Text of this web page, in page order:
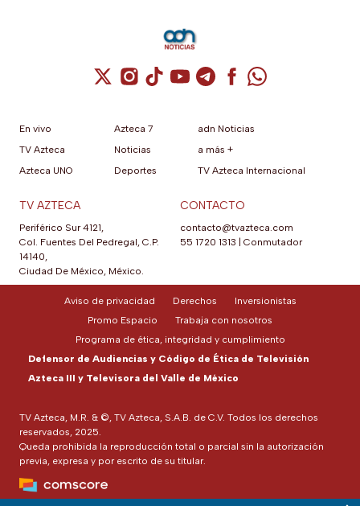
Cuenta de X / Twitter (se abre en una
Cuenta de Instagram (se abre en una
Cuenta de TikTok (se abre en
Cuenta de YouTube (se abre
Cuenta de Telegram (se
Cuenta de
Cuenta de
En vivo
TV Azteca
Azteca UNO
Azteca 7
Noticias
Deportes
adn Noticias
a más +
TV Azteca Internacional
TV AZTECA
Periférico Sur 4121,
Col. Fuentes Del Pedregal, C.P.
14140,
Ciudad De México, México.
CONTACTO
contacto@tvazteca.com
55 1720 1313 | Conmutador
TV Azteca, M.R. & ©, TV Azteca, S.A.B. de C.V. Todos los derechos
reservados, 2025.
Queda prohibida la reproducción total o parcial sin la autorización
previa, expresa y por escrito de su titular.
Aviso de privacidad Derechos
Inversionistas
Promo Espacio
Trabaja con nosotros
Programa de ética, integridad y cumplimiento
Defensor de Audiencias y Código de Ética de Televisión
Azteca III y Televisora del Valle de México